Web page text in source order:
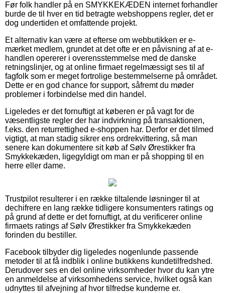
Før folk handler på en SMYKKEKÆDEN internet forhandler
burde de til hver en tid betragte webshoppens regler, det er
dog undertiden et omfattende projekt.
Et alternativ kan være at efterse om webbutikken er e-
mærket medlem, grundet at det ofte er en påvisning af at e-
handlen opererer i overensstemmelse med de danske
retningslinjer, og at online firmaet regelmæssigt ses til af
fagfolk som er meget fortrolige bestemmelserne på området.
Dette er en god chance for support, såfremt du møder
problemer i forbindelse med din handel.
Ligeledes er det fornuftigt at køberen er på vagt for de
væsentligste regler der har indvirkning på transaktionen,
f.eks. den returrettighed e-shoppen har. Derfor er det tilmed
vigtigt, at man stadig sikrer ens ordrekvittering, så man
senere kan dokumentere sit køb af Sølv Ørestikker fra
Smykkekæden, ligegyldigt om man er på shopping til en
herre eller dame.
Trustpilot resulterer i en række tiltalende løsninger til at
dechifrere en lang række tidligere konsumenters ratings og
på grund af dette er det fornuftigt, at du verificerer online
firmaets ratings af Sølv Ørestikker fra Smykkekæden
forinden du bestiller.
Facebook tilbyder dig ligeledes nogenlunde passende
metoder til at få indblik i online butikkens kundetilfredshed.
Derudover ses en del online virksomheder hvor du kan ytre
en anmeldelse af virksomhedens service, hvilket også kan
udnyttes til afvejning af hvor tilfredse kunderne er.